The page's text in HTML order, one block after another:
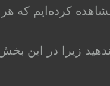
کرده‌ایم که هر
زیرا در این